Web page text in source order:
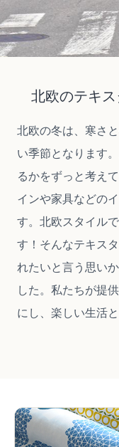
北欧のテキ
北欧の冬は、寒さ
い季節となります
るかをずっと考え
インや家具などの
す。北欧スタイル
す！そんなテキス
れたいと言う思い
した。私たちが提
にし、楽しい生活